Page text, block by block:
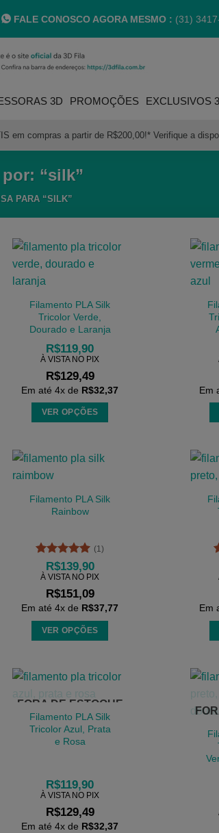
FALE CONOSCO AGORA MESMO : (31)
3D PROMOÇÕES EXCLUSIVOS
em compras a partir de R$200,00!* Verifique a
“silk”
PARA “SILK”
Filamento PLA Silk
Tricolor Verde,
Dourado e Laranja
R$119,90
À VISTA NO PIX
R$129,49
Em até 4x de R$32,37
VER OPÇÕES
tem
As
ser
escolhidas
página
produto
Em
Filamento PLA Silk
Rainbow
Avaliação5
de 5
(1)
R$139,90
À VISTA NO PIX
R$151,09
Em até 4x de R$37,77
VER OPÇÕES
tem
várias
As
opções
escolhidas
página
Em
FORA DE ESTOQUE
Filamento PLA Silk
Tricolor Azul, Prata
e Rosa
R$119,90
À VISTA NO PIX
R$129,49
Em até 4x de R$32,37